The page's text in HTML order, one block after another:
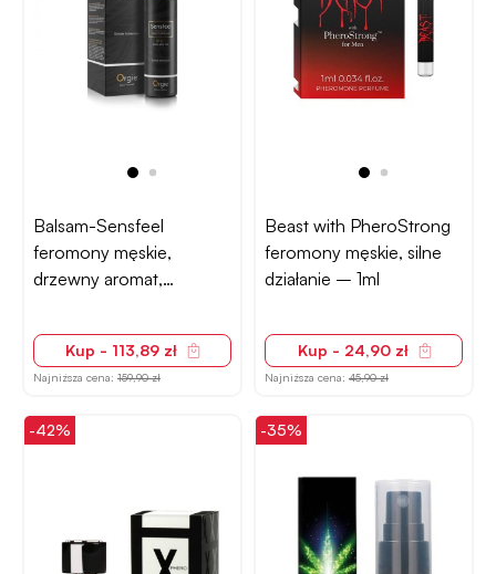
Balsam-Sensfeel
feromony męskie,
drzewny aromat,
100ml
Kup - 113,89 zł
Najniższa cena: 159,90 zł
Beast with PheroStrong
feromony męskie, silne
działanie – 1ml
Kup - 24,90 zł
Najniższa cena: 45,90 zł
-42% -35%